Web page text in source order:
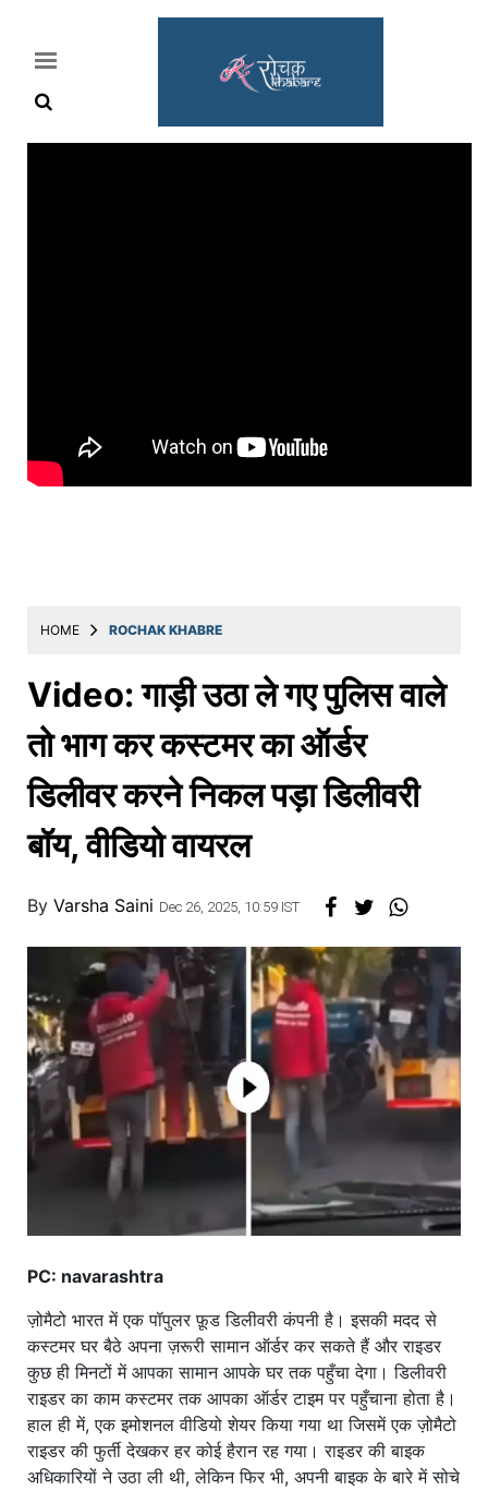
&
मराठी
मनोरंजन
स्पोर्ट्स
बिझनेस
लाईफस्टाईल
ट्रॅव्हल
खाना
HOME ROCHAK KHABRE
Video: गाड़ी उठा ले गए पुलिस वाले
तो भाग कर कस्टमर का ऑर्डर
डिलीवर करने निकल पड़ा डिलीवरी
बॉय, वीडियो वायरल
By Varsha Saini Dec 26, 2025, 10:59 IST
PC: navarashtra
ज़ोमैटो भारत में एक पॉपुलर फ़ूड डिलीवरी कंपनी है। इसकी मदद से
कस्टमर घर बैठे अपना ज़रूरी सामान ऑर्डर कर सकते हैं और राइडर
कुछ ही मिनटों में आपका सामान आपके घर तक पहुँचा देगा। डिलीवरी
राइडर का काम कस्टमर तक आपका ऑर्डर टाइम पर पहुँचाना होता है।
हाल ही में, एक इमोशनल वीडियो शेयर किया गया था जिसमें एक ज़ोमैटो
राइडर की फुर्ती देखकर हर कोई हैरान रह गया। राइडर की बाइक
अधिकारियों ने उठा ली थी, लेकिन फिर भी, अपनी बाइक के बारे में सोचे